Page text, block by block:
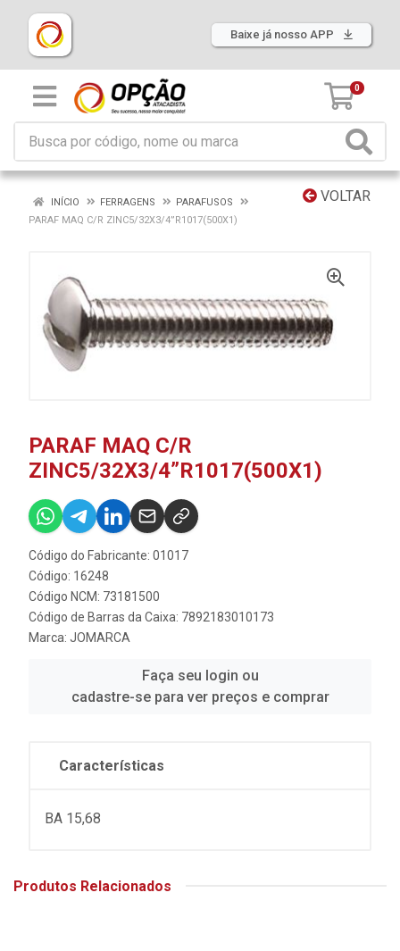
Baixe já nosso APP
0
VOLTAR
INÍCIO FERRAGENS
PARAFUSOS
PARAF MAQ C/R ZINC5/32X3/4”R1017(500X1)
PARAF MAQ C/R
ZINC5/32X3/4”R1017(500X1)
Código do Fabricante: 01017
Código: 16248
Código NCM: 73181500
Código de Barras da Caixa: 7892183010173
Marca: JOMARCA
Faça seu login ou
cadastre-se para ver preços e comprar
Características
BA 15,68
Produtos Relacionados